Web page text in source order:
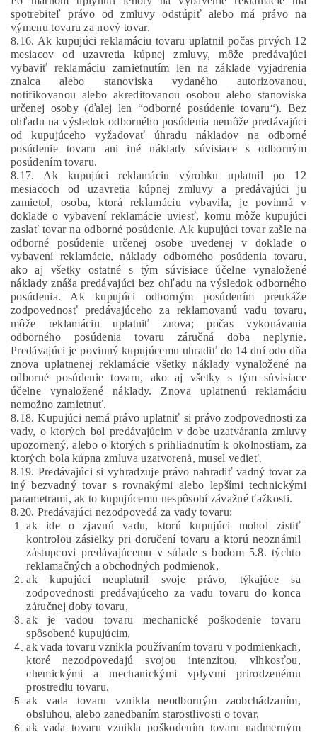
spotrebiteľ právo od zmluvy odstúpiť alebo má právo na
výmenu tovaru za nový tovar.
8.16. Ak kupujúci reklamáciu tovaru uplatnil počas prvých 12
mesiacov od uzavretia kúpnej zmluvy, môže predávajúci
vybaviť reklamáciu zamietnutím len na základe vyjadrenia
znalca alebo stanoviska vydaného autorizovanou,
notifikovanou alebo akreditovanou osobou alebo stanoviska
určenej osoby (ďalej len “odborné posúdenie tovaru“). Bez
ohľadu na výsledok odborného posúdenia nemôže predávajúci
od kupujúceho vyžadovať úhradu nákladov na odborné
posúdenie tovaru ani iné náklady súvisiace s odborným
posúdením tovaru.
8.17. Ak kupujúci reklamáciu výrobku uplatnil po 12
mesiacoch od uzavretia kúpnej zmluvy a predávajúci ju
zamietol, osoba, ktorá reklamáciu vybavila, je povinná v
doklade o vybavení reklamácie uviesť, komu môže kupujúci
zaslať tovar na odborné posúdenie. Ak kupujúci tovar zašle na
odborné posúdenie určenej osobe uvedenej v doklade o
vybavení reklamácie, náklady odborného posúdenia tovaru,
ako aj všetky ostatné s tým súvisiace účelne vynaložené
náklady znáša predávajúci bez ohľadu na výsledok odborného
posúdenia. Ak kupujúci odborným posúdením preukáže
zodpovednosť predávajúceho za reklamovanú vadu tovaru,
môže reklamáciu uplatniť znova; počas vykonávania
odborného posúdenia tovaru záručná doba neplynie.
Predávajúci je povinný kupujúcemu uhradiť do 14 dní odo dňa
znova uplatnenej reklamácie všetky náklady vynaložené na
odborné posúdenie tovaru, ako aj všetky s tým súvisiace
účelne vynaložené náklady. Znova uplatnenú reklamáciu
nemožno zamietnuť.
8.18. Kupujúci nemá právo uplatniť si právo zodpovednosti za
vady, o ktorých bol predávajúcim v dobe uzatvárania zmluvy
upozornený, alebo o ktorých s prihliadnutím k okolnostiam, za
ktorých bola kúpna zmluva uzatvorená, musel vedieť.
8.19. Predávajúci si vyhradzuje právo nahradiť vadný tovar za
iný bezvadný tovar s rovnakými alebo lepšími technickými
parametrami, ak to kupujúcemu nespôsobí závažné ťažkosti.
8.20. Predávajúci nezodpovedá za vady tovaru:
ak ide o zjavnú vadu, ktorú kupujúci mohol zistiť
kontrolou zásielky pri doručení tovaru a ktorú neoznámil
zástupcovi predávajúcemu v súlade s bodom 5.8. týchto
reklamačných a obchodných podmienok,
ak kupujúci neuplatnil svoje právo, týkajúce sa
zodpovednosti predávajúceho za vadu tovaru do konca
záručnej doby tovaru,
ak je vadou tovaru mechanické poškodenie tovaru
spôsobené kupujúcim,
ak vada tovaru vznikla používaním tovaru v podmienkach,
ktoré nezodpovedajú svojou intenzitou, vlhkosťou,
chemickými a mechanickými vplyvmi prirodzenému
prostrediu tovaru,
ak vada tovaru vznikla neodborným zaobchádzaním,
obsluhou, alebo zanedbaním starostlivosti o tovar,
ak vada tovaru vznikla poškodením tovaru nadmerným